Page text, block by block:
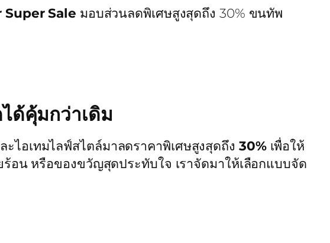
Sale มอบส่วนลดพิเศษสูงสุดถึง 30% ขนทัพ
ด้คุ้มกว่าเดิม
ไอเทมไลฟ์สไตล์มาลดราคาพิเศษสูงสุดถึง 30%เพื่อให้
อน หรือของขวัญสุดประทับใจ เราจัดมาให้เลือกแบบจัด